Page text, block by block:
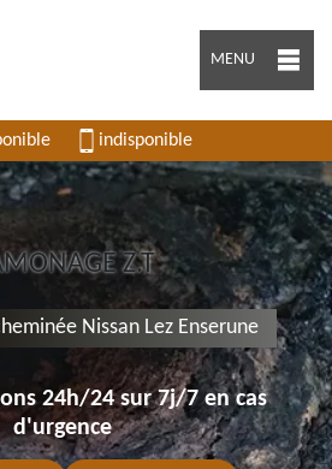
MENU
indisponible
Z.T
Nissan Lez Enserune
24h/24 sur 7j/7 en cas
d'urgence